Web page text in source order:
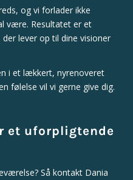
og vi forlader ikke
være. Resultatet er et
lever op til dine visioner
i et lækkert, nyrenoveret
følelse vil vi gerne give dig.
et uforpligtende
Så kontakt Dania